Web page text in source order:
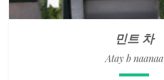
민트 차
Atay b naanaa